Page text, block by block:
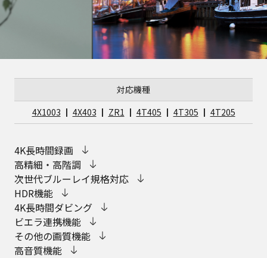
対応機種
4X1003 ┃ 4X403 ┃ ZR1 ┃ 4T405 ┃ 4T305 ┃ 4T205
4K長時間録画
高精細・高階調
次世代ブルーレイ規格対応
HDR機能
4K長時間ダビング
ビエラ連携機能
その他の画質機能
高音質機能